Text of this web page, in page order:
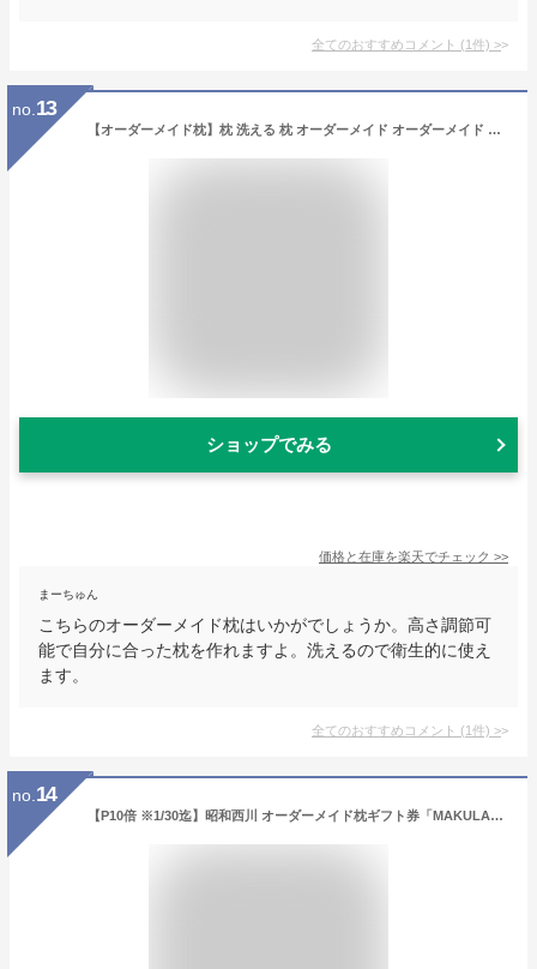
全てのおすすめコメント (1件) >
no. 13
【オーダーメイド枕】枕 洗える 枕 オーダーメイド オーダーメイド 枕 オーダーメイド枕 オーダー枕 低反発 枕 ストレートネック 枕 肩こり 首こり ストレートネック枕 枕 低め 枕 首こり 肩こり 枕 肩こり腰痛 高さ調節 枕 横向き寝 まくら 横向き寝枕 横向き寝 まくら
ショップでみる
価格と在庫を楽天でチェック >>
まーちゅん
こちらのオーダーメイド枕はいかがでしょうか。高さ調節可
能で自分に合った枕を作れますよ。洗えるので衛生的に使え
ます。
全てのおすすめコメント (1件) >
no. 14
【P10倍 ※1/30迄】昭和西川 オーダーメイド枕ギフト券「MAKULABO X」完成時サイズ約66cm×46cm オーダーメイド枕 カード ギフト まくらぼ ギフト券 プレゼント チケット 枕 まくら マクラ オーダーメイド オーダーメード オーダーメード枕 オーダー枕